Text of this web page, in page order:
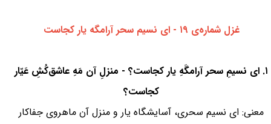
غزل شماره‌ی ۱۹ - ای نسیم سحر آرامگه یار کجاست
۱. ای نسیمِ سحر آرامگَهِ یار کجاست؟ - منزلِ آن مَهِ عاشق‌کُشِ عَیّار
کجاست؟
معنی: ای نسیم سحری، آسایشگاه یار و منزل آن ماهروی جفاکار